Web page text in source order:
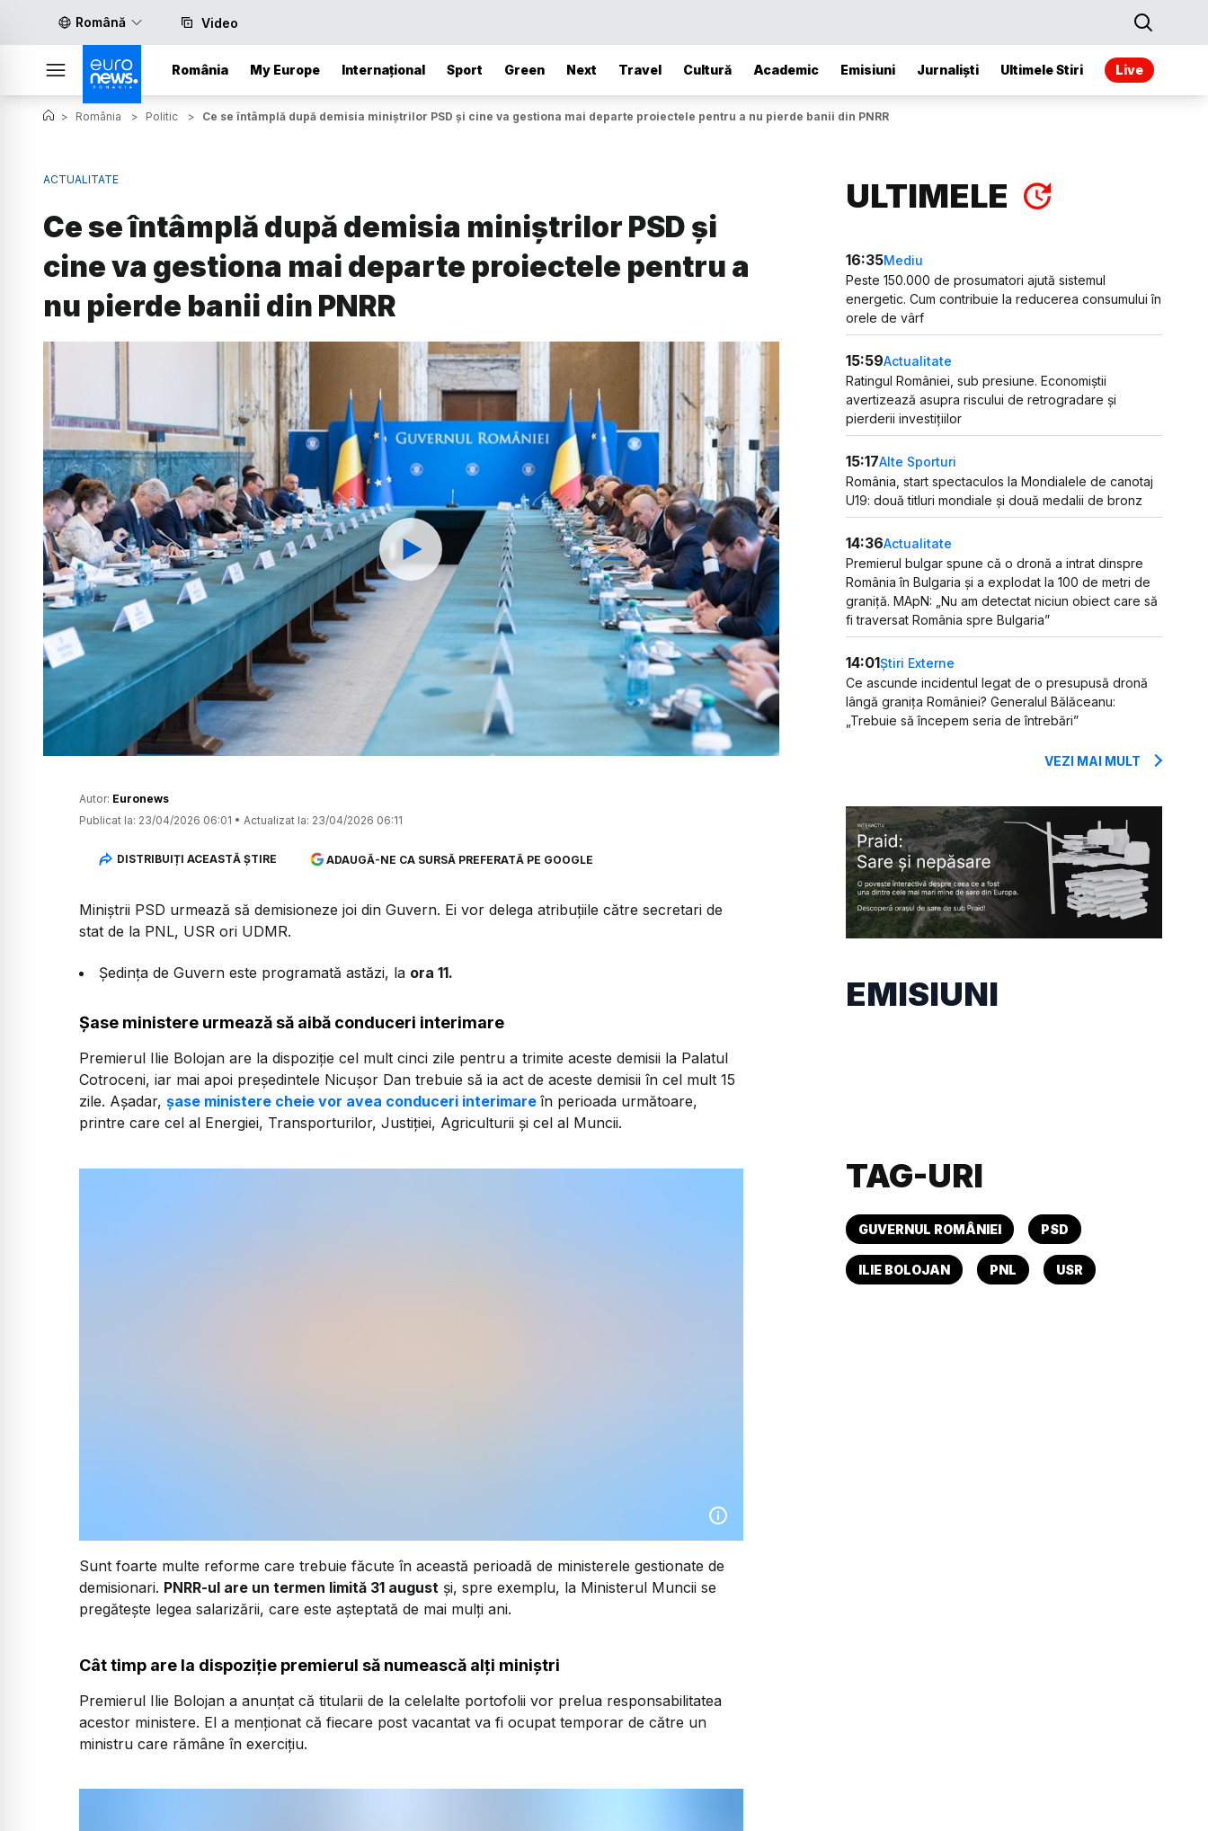
Română Video
România My Europe Internațional Sport Green Next Travel Cultură Academic Emisiuni Jurnaliști Ultimele Stiri Live
> România > Politic > Ce se întâmplă după demisia miniștrilor PSD și cine va gestiona mai departe proiectele pentru a nu pierde banii din PNRR
ACTUALITATE
Ce se întâmplă după demisia miniștrilor PSD și
cine va gestiona mai departe proiectele pentru a
nu pierde banii din PNRR
Watch
Autor: Euronews
Publicat la: 23/04/2026 06:01 • Actualizat la: 23/04/2026 06:11
DISTRIBUIȚI ACEASTĂ ȘTIRE ADAUGĂ-NE CA SURSĂ PREFERATĂ PE GOOGLE
Miniștrii PSD urmează să demisioneze joi din Guvern. Ei vor delega atribuțiile către secretari de
stat de la PNL, USR ori UDMR.
Ședința de Guvern este programată astăzi, la ora 11.
Șase ministere urmează să aibă conduceri interimare
Premierul Ilie Bolojan are la dispoziție cel mult cinci zile pentru a trimite aceste demisii la Palatul
Cotroceni, iar mai apoi președintele Nicușor Dan trebuie să ia act de aceste demisii în cel mult 15
zile. Așadar, șase ministere cheie vor avea conduceri interimare în perioada următoare,
printre care cel al Energiei, Transporturilor, Justiției, Agriculturii și cel al Muncii.
Sunt foarte multe reforme care trebuie făcute în această perioadă de ministerele gestionate de
demisionari. PNRR-ul are un termen limită 31 august și, spre exemplu, la Ministerul Muncii se
pregătește legea salarizării, care este așteptată de mai mulți ani.
Cât timp are la dispoziție premierul să numească alți miniștri
Premierul Ilie Bolojan a anunțat că titularii de la celelalte portofolii vor prelua responsabilitatea
acestor ministere. El a menționat că fiecare post vacantat va fi ocupat temporar de către un
ministru care rămâne în exercițiu.
ULTIMELE
16:35Mediu
Peste 150.000 de prosumatori ajută sistemul
energetic. Cum contribuie la reducerea consumului în
orele de vârf
15:59Actualitate
Ratingul României, sub presiune. Economiștii
avertizează asupra riscului de retrogradare și
pierderii investițiilor
15:17Alte Sporturi
România, start spectaculos la Mondialele de canotaj
U19: două titluri mondiale și două medalii de bronz
14:36Actualitate
Premierul bulgar spune că o dronă a intrat dinspre
România în Bulgaria și a explodat la 100 de metri de
graniță. MApN: „Nu am detectat niciun obiect care să
fi traversat România spre Bulgaria”
14:01Știri Externe
Ce ascunde incidentul legat de o presupusă dronă
lângă granița României? Generalul Bălăceanu:
„Trebuie să începem seria de întrebări”
VEZI MAI MULT
EMISIUNI
TAG-URI
GUVERNUL ROMÂNIEI PSD
ILIE BOLOJAN PNL USR